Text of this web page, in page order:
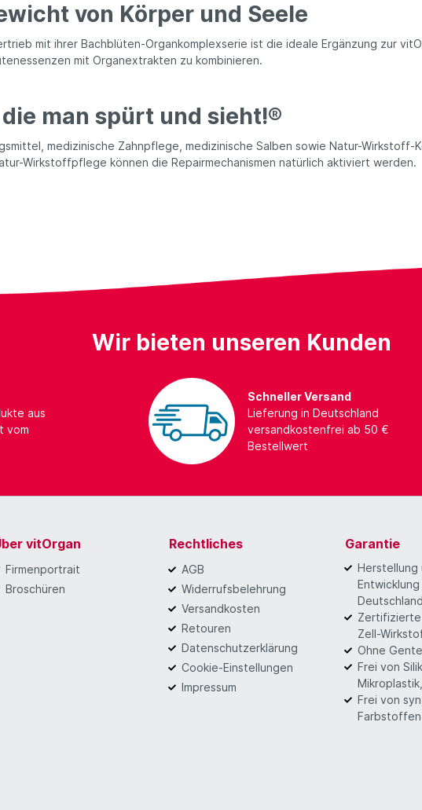
von Körper und Seele
mit ihrer Bachblüten-Organkomplexserie ist die ideale Ergänzung zur
mit Organextrakten zu kombinieren.
man spürt und sieht!®
medizinische Zahnpflege, medizinische Salben sowie Natur-
Wirkstoffpflege können die Repairmechanismen natürlich aktiviert werden.
Wir bieten unseren Kunden
aus
vom
Schneller Versand
Lieferung in Deutschland
versandkostenfrei ab 50 €
Bestellwert
vitOrgan
Firmenportrait
Broschüren
Rechtliches
AGB
Widerrufsbelehrung
Versandkosten
Retouren
Datenschutzerklärung
Cookie-Einstellungen
Impressum
Garantie
Herstellung
Entwicklung
Deutschland
Zell-
Ohne
Frei von
Frei von
Farbstoffen